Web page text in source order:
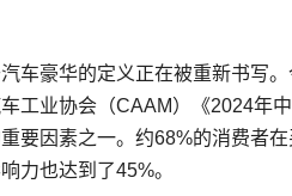
车豪华的定义正在被重新书写
工业协会（CAAM）《2024年
要因素之一。约68%的消费者
力也达到了45%。